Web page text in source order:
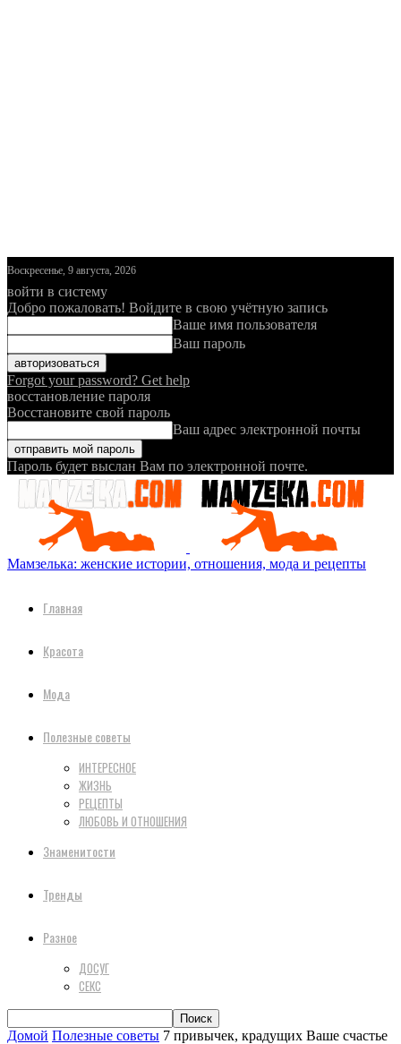
Воскресенье, 9 августа, 2026
войти в систему
Добро пожаловать! Войдите в свою учётную запись
Ваше имя пользователя
Ваш пароль
Forgot your password? Get help
восстановление пароля
Восстановите свой пароль
Ваш адрес электронной почты
Пароль будет выслан Вам по электронной почте.
Мамзелька: женские истории, отношения, мода и рецепты
Главная
Красота
Мода
Полезные советы
ИНТЕРЕСНОЕ
ЖИЗНЬ
РЕЦЕПТЫ
ЛЮБОВЬ И ОТНОШЕНИЯ
Знаменитости
Тренды
Разное
ДОСУГ
СЕКС
Домой Полезные советы 7 привычек, крадущих Ваше счастье